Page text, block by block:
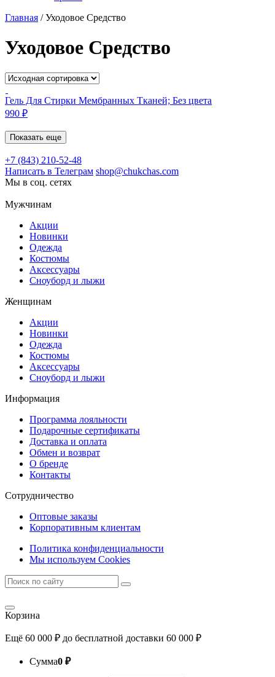
Главная /Уходовое Средство
Уходовое Средство
Гель Для Стирки Мембранных Тканей; Без цвета
990 ₽
Показать еще
+7 (843) 210-52-48
Написать в Телеграм shop@chukchas.com
Мы в соц. сетях
Мужчинам
Акции
Новинки
Одежда
Костюмы
Аксессуары
Сноуборд и лыжи
Женщинам
Акции
Новинки
Одежда
Костюмы
Аксессуары
Сноуборд и лыжи
Информация
Программа лояльности
Подарочные сертификаты
Доставка и оплата
Обмен и возврат
О бренде
Контакты
Сотрудничество
Оптовые заказы
Корпоративным клиентам
Политика конфиденциальности
Мы используем Cookies
Корзина
Ещё 60 000 ₽ до бесплатной доставки 60 000 ₽
Сумма0 ₽